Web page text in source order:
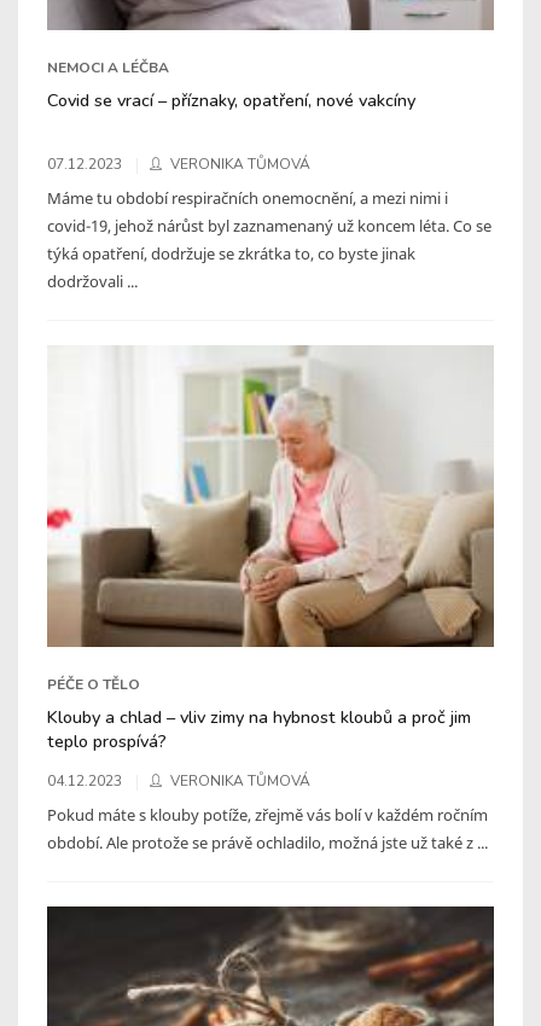
NEMOCI A LÉČBA
Covid se vrací – příznaky, opatření, nové vakcíny
07.12.2023 VERONIKA TŮMOVÁ
Máme tu období respiračních onemocnění, a mezi nimi i
covid-19, jehož nárůst byl zaznamenaný už koncem léta. Co se
týká opatření, dodržuje se zkrátka to, co byste jinak
dodržovali ...
PÉČE O TĚLO
Klouby a chlad – vliv zimy na hybnost kloubů a proč jim
teplo prospívá?
04.12.2023 VERONIKA TŮMOVÁ
Pokud máte s klouby potíže, zřejmě vás bolí v každém ročním
období. Ale protože se právě ochladilo, možná jste už také z ...